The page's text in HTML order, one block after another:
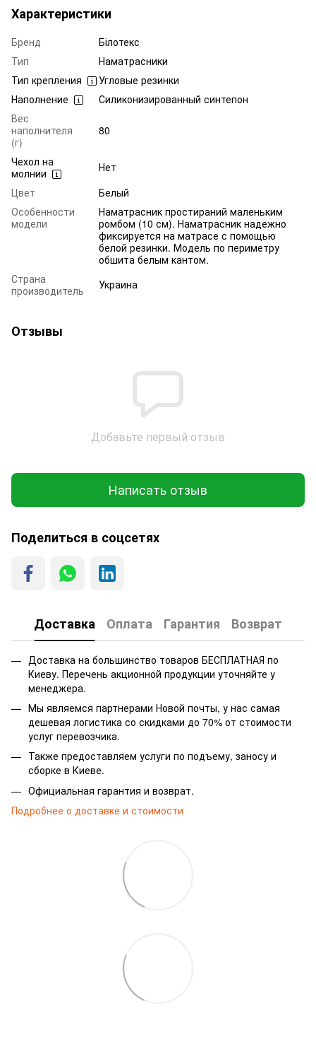
Характеристики
Бренд
Білотекс
Тип
Наматрасники
Тип крепления
Угловые резинки
Наполнение
Силиконизированный синтепон
Вес
наполнителя
(г)
80
Чехол на
молнии
Нет
Цвет
Белый
Особенности
модели
Наматрасник простираний маленьким
ромбом (10 см). Наматрасник надежно
фиксируется на матрасе с помощью
белой резинки. Модель по периметру
обшита белым кантом.
Страна
производитель
Украина
Отзывы
Добавьте первый отзыв
Написать отзыв
Поделиться в соцсетях
Доставка Оплата Гарантия Возврат
Доставка на большинство товаров БЕСПЛАТНАЯ по
Киеву. Перечень акционной продукции уточняйте у
менеджера.
Мы являемся партнерами Новой почты, у нас самая
дешевая логистика со скидками до 70% от стоимости
услуг перевозчика.
Также предоставляем услуги по подъему, заносу и
сборке в Киеве.
Официальная гарантия и возврат.
Подробнее о доставке и стоимости